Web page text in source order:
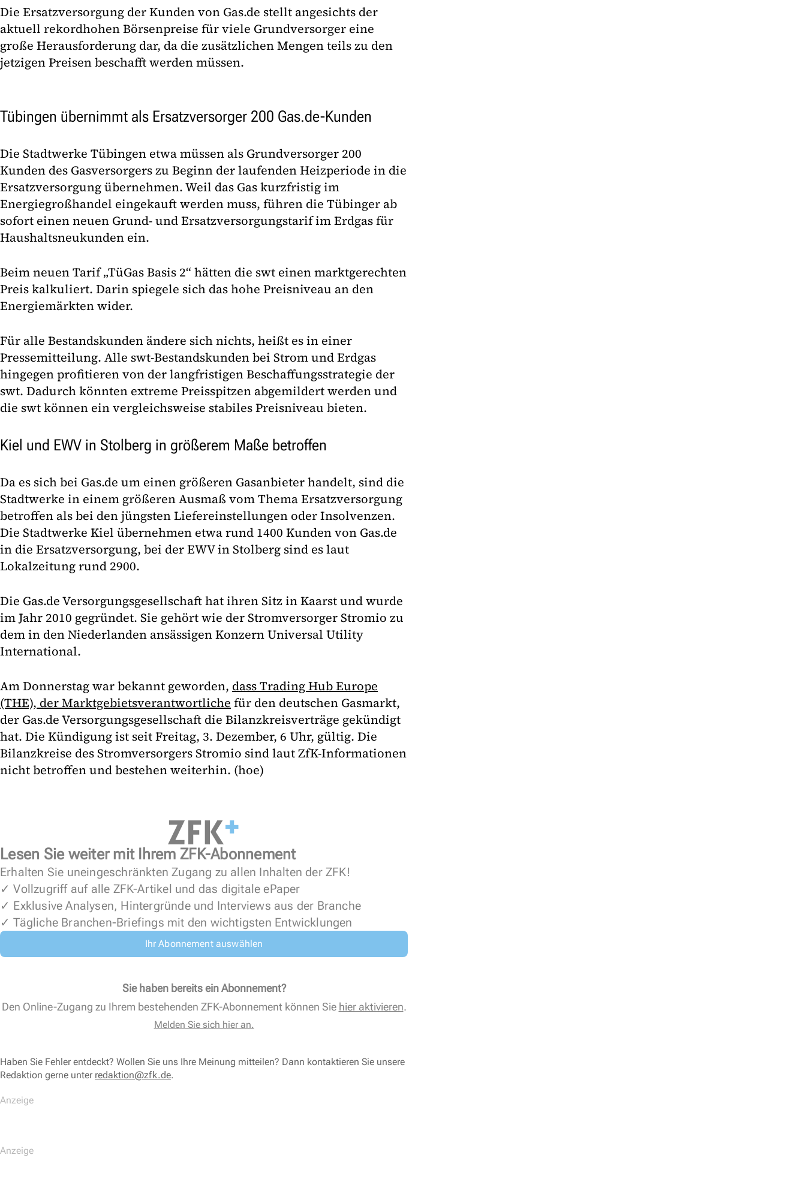
Die Ersatzversorgung der Kunden von Gas.de stellt angesichts der
aktuell rekordhohen Börsenpreise für viele Grundversorger eine
große Herausforderung dar, da die zusätzlichen Mengen teils zu den
jetzigen Preisen beschafft werden müssen.
Tübingen übernimmt als Ersatzversorger 200 Gas.de-Kunden
Die Stadtwerke Tübingen etwa müssen als Grundversorger 200
Kunden des Gasversorgers zu Beginn der laufenden Heizperiode in die
Ersatzversorgung übernehmen. Weil das Gas kurzfristig im
Energiegroßhandel eingekauft werden muss, führen die Tübinger ab
sofort einen neuen Grund- und Ersatzversorgungstarif im Erdgas für
Haushaltsneukunden ein.
Beim neuen Tarif „TüGas Basis 2“ hätten die swt einen marktgerechten
Preis kalkuliert. Darin spiegele sich das hohe Preisniveau an den
Energiemärkten wider.
Für alle Bestandskunden ändere sich nichts, heißt es in einer
Pressemitteilung. Alle swt-Bestandskunden bei Strom und Erdgas
hingegen profitieren von der langfristigen Beschaffungsstrategie der
swt. Dadurch könnten extreme Preisspitzen abgemildert werden und
die swt können ein vergleichsweise stabiles Preisniveau bieten.
Kiel und EWV in Stolberg in größerem Maße betroffen
Da es sich bei Gas.de um einen größeren Gasanbieter handelt, sind die
Stadtwerke in einem größeren Ausmaß vom Thema Ersatzversorgung
betroffen als bei den jüngsten Liefereinstellungen oder Insolvenzen.
Die Stadtwerke Kiel übernehmen etwa rund 1400 Kunden von Gas.de
in die Ersatzversorgung, bei der EWV in Stolberg sind es laut
Lokalzeitung rund 2900.
Die Gas.de Versorgungsgesellschaft hat ihren Sitz in Kaarst und wurde
im Jahr 2010 gegründet. Sie gehört wie der Stromversorger Stromio zu
dem in den Niederlanden ansässigen Konzern Universal Utility
International.
Am Donnerstag war bekannt geworden, dass Trading Hub Europe
(THE), der Marktgebietsverantwortliche für den deutschen Gasmarkt,
der Gas.de Versorgungsgesellschaft die Bilanzkreisverträge gekündigt
hat. Die Kündigung ist seit Freitag, 3. Dezember, 6 Uhr, gültig. Die
Bilanzkreise des Stromversorgers Stromio sind laut ZfK-Informationen
nicht betroffen und bestehen weiterhin. (hoe)
Lesen Sie weiter mit Ihrem ZFK-Abonnement
Erhalten Sie uneingeschränkten Zugang zu allen Inhalten der ZFK!
✓ Vollzugriff auf alle ZFK-Artikel und das digitale ePaper
✓ Exklusive Analysen, Hintergründe und Interviews aus der Branche
✓ Tägliche Branchen-Briefings mit den wichtigsten Entwicklungen
Ihr Abonnement auswählen
Sie haben bereits ein Abonnement?
Den Online-Zugang zu Ihrem bestehenden ZFK-Abonnement können Sie hier aktivieren.
Melden Sie sich hier an.
Haben Sie Fehler entdeckt? Wollen Sie uns Ihre Meinung mitteilen? Dann kontaktieren Sie unsere
Redaktion gerne unter redaktion@zfk.de.